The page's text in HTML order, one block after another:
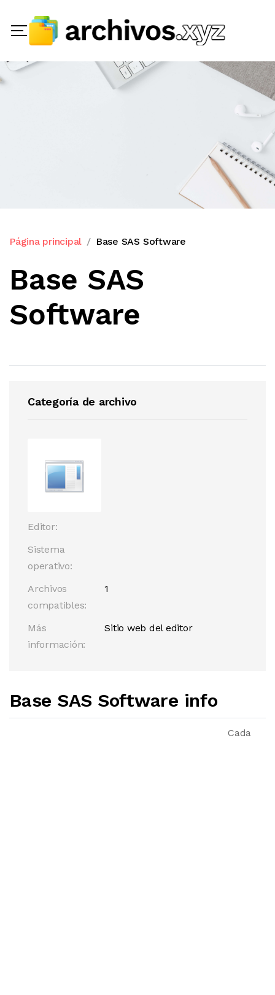
Página principal Base SAS Software
Base SAS
Software
Categoría de archivo
Editor:
Sistema
operativo:
Archivos
compatibles:
1
Más
información:
Sitio web del editor
Base SAS Software info
Cada